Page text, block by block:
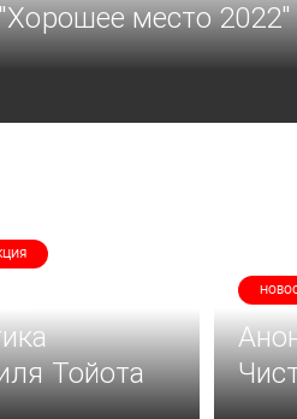
место 2022"
Тойота